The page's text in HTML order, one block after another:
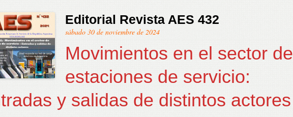
Editorial Revista AES 432
sábado 30 de noviembre de 2024
Movimientos en el sector de
estaciones de servicio:
y salidas de distintos actores